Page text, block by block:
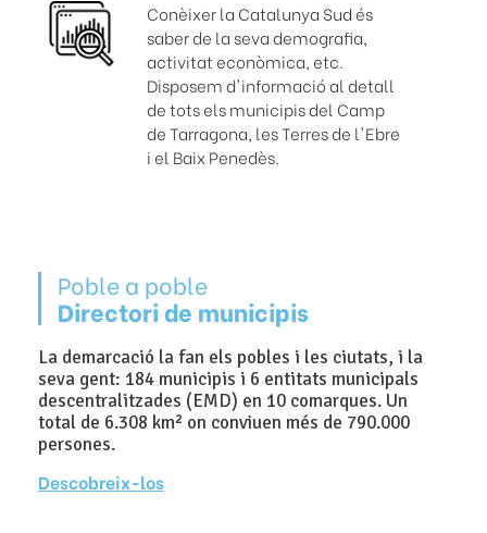
Conèixer la Catalunya Sud és
saber de la seva demografia,
activitat econòmica, etc.
Disposem d'informació al detall
de tots els municipis del Camp
de Tarragona, les Terres de l'Ebre
i el Baix Penedès.
Poble a poble
Directori de municipis
La demarcació la fan els pobles i les ciutats, i la
seva gent: 184 municipis i 6 entitats municipals
descentralitzades (EMD) en 10 comarques. Un
total de 6.308 km² on conviuen més de 790.000
persones.
Descobreix-los